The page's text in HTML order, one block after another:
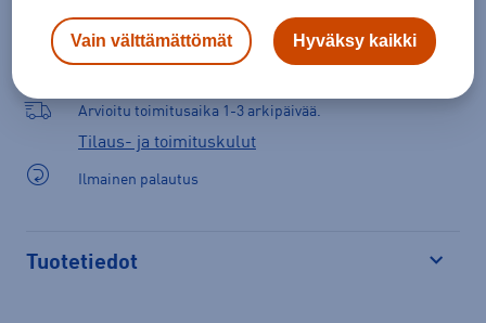
Arvioitu toimitusaika 1-3 arkipäivää.
Tilaus- ja toimituskulut
Ilmainen palautus
Tuotetiedot
Vain välttämättömät Hyväksy kaikki